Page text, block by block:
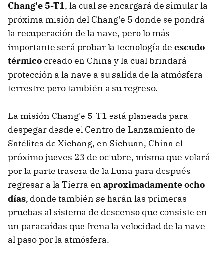
Chang'e 5-T1, la cual se encargará de simular la
próxima misión del Chang'e 5 donde se pondrá
la recuperación de la nave, pero lo más
importante será probar la tecnología de escudo
térmicocreado en China y la cual brindará
protección a la nave a su salida de la atmósfera
terrestre pero también a su regreso.
La misión Chang'e 5-T1 está planeada para
despegar desde el Centro de Lanzamiento de
Satélites de Xichang, en Sichuan, China el
próximo jueves 23 de octubre, misma que volará
por la parte trasera de la Luna para después
regresar a la Tierra en aproximadamente ocho
días, donde también se harán las primeras
pruebas al sistema de descenso que consiste en
un paracaídas que frena la velocidad de la nave
al paso por la atmósfera.